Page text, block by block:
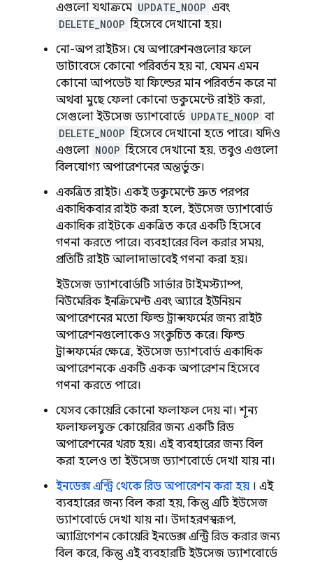
এগুলো যথাক্রমে UPDATE_NOOP এবং
DELETE_NOOP হিসেবে দেখানো হয়।
নো-অপ রাইটস। যে অপারেশনগুলোর ফলে
ডাটাবেসে কোনো পরিবর্তন হয় না, যেমন এমন
কোনো আপডেট যা ফিল্ডের মান পরিবর্তন করে না
অথবা মুছে ফেলা কোনো ডকুমেন্টে রাইট করা,
সেগুলো ইউসেজ ড্যাশবোর্ডে UPDATE_NOOP বা
DELETE_NOOP হিসেবে দেখানো হতে পারে। যদিও
এগুলো NOOP হিসেবে দেখানো হয়, তবুও এগুলো
বিলযোগ্য অপারেশনের অন্তর্ভুক্ত।
একত্রিত রাইট। একই ডকুমেন্টে দ্রুত পরপর
একাধিকবার রাইট করা হলে, ইউসেজ ড্যাশবোর্ড
একাধিক রাইটকে একত্রিত করে একটি হিসেবে
গণনা করতে পারে। ব্যবহারের বিল করার সময়,
প্রতিটি রাইট আলাদাভাবেই গণনা করা হয়।
ইউসেজ ড্যাশবোর্ডটি সার্ভার টাইমস্ট্যাম্প,
নিউমেরিক ইনক্রিমেন্ট এবং অ্যারে ইউনিয়ন
অপারেশনের মতো ফিল্ড ট্রান্সফর্মের জন্য রাইট
অপারেশনগুলোকেও সংকুচিত করে। ফিল্ড
ট্রান্সফর্মের ক্ষেত্রে, ইউসেজ ড্যাশবোর্ড একাধিক
অপারেশনকে একটি একক অপারেশন হিসেবে
গণনা করতে পারে।
যেসব কোয়েরি কোনো ফলাফল দেয় না। শূন্য
ফলাফলযুক্ত কোয়েরির জন্য একটি রিড
অপারেশনের খরচ হয়। এই ব্যবহারের জন্য বিল
করা হলেও তা ইউসেজ ড্যাশবোর্ডে দেখা যায় না।
ইনডেক্স এন্ট্রি থেকে রিড অপারেশন করা হয় । এই
ব্যবহারের জন্য বিল করা হয়, কিন্তু এটি ইউসেজ
ড্যাশবোর্ডে দেখা যায় না। উদাহরণস্বরূপ,
অ্যাগ্রিগেশন কোয়েরি ইনডেক্স এন্ট্রি রিড করার জন্য
বিল করে, কিন্তু এই ব্যবহারটি ইউসেজ ড্যাশবোর্ডে